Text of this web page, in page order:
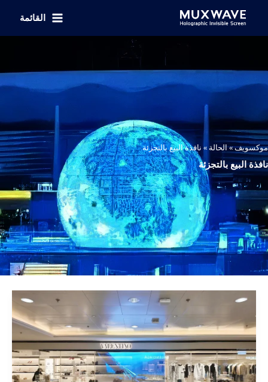
المحتوى
القائمة
موكسويف»الحالة » نافذة البيع بالتجزئة
نافذة البيع بالتجزئة